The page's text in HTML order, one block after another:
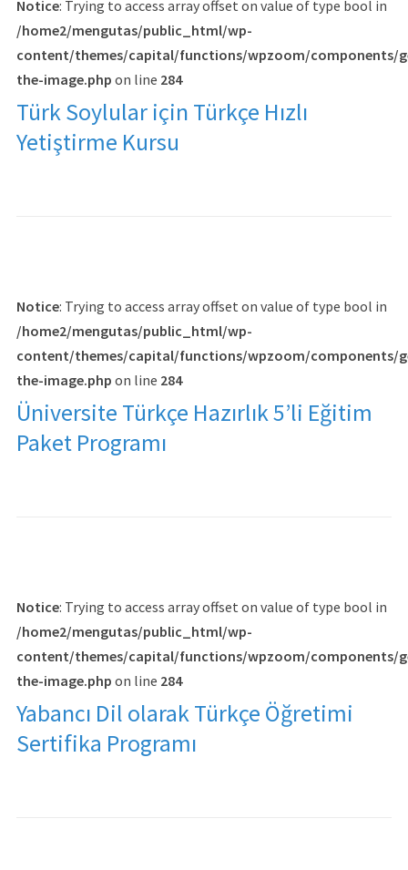
Notice: Trying to access array offset on value of type bool in
/home2/mengutas/public_html/wp-
content/themes/capital/functions/wpzoom/components/
the-image.php on line 284
Türk Soylular için Türkçe Hızlı
Yetiştirme Kursu
Notice: Trying to access array offset on value of type bool in
/home2/mengutas/public_html/wp-
content/themes/capital/functions/wpzoom/components/
the-image.php on line 284
Üniversite Türkçe Hazırlık 5’li Eğitim
Paket Programı
Notice: Trying to access array offset on value of type bool in
/home2/mengutas/public_html/wp-
content/themes/capital/functions/wpzoom/components/
the-image.php on line 284
Yabancı Dil olarak Türkçe Öğretimi
Sertifika Programı